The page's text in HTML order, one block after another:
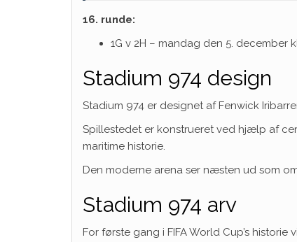
16. runde:
1G v 2H – mandag den 5. december
Stadium 974 design
Stadium 974 er designet af Fenwick
Spillestedet er konstrueret ved hjælp af
maritime historie.
Den moderne arena ser næsten ud som
Stadium 974 arv
For første gang i FIFA World Cup’s